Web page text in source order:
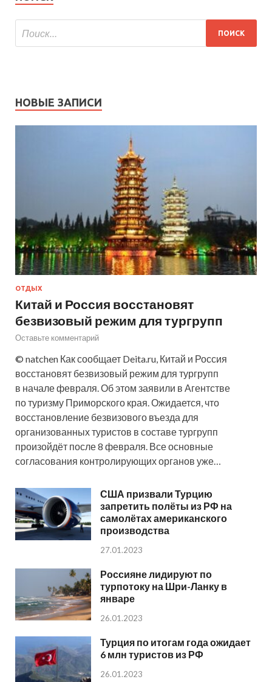
НОВЫЕ ЗАПИСИ
ОТДЫХ
Китай и Россия восстановят
безвизовый режим для тургрупп
Оставьте комментарий
© natchen Как сообщает Deita.ru, Китай и Россия
восстановят безвизовый режим для тургрупп
в начале февраля. Об этом заявили в Агентстве
по туризму Приморского края. Ожидается, что
восстановление безвизового въезда для
организованных туристов в составе тургрупп
произойдёт после 8 февраля. Все основные
согласования контролирующих органов уже…
США призвали Турцию
запретить полёты из РФ на
самолётах американского
производства
27.01.2023
Россияне лидируют по
турпотоку на Шри-Ланку в
январе
26.01.2023
Турция по итогам года ожидает
6 млн туристов из РФ
26.01.2023